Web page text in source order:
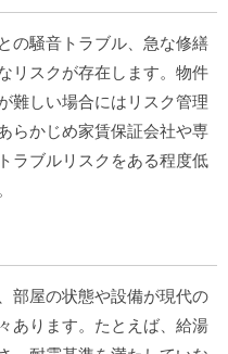
の騒音トラブル、急な修繕
リスクが存在します。物件
難しい場合にはリスク管理
らかじめ家賃保証会社や専
ラブルリスクをある程度低
部屋の状態や設備が現代の
あります。たとえば、給湯